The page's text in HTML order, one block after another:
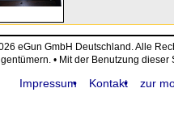
eGun GmbH Deutschland. Alle
• Mit der Benutzung
Impressum Kontakt zur